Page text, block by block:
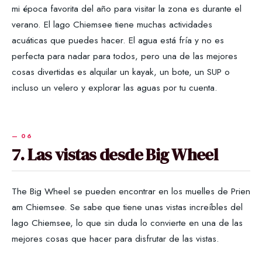
mi época favorita del año para visitar la zona es durante el
verano. El lago Chiemsee tiene muchas actividades
acuáticas que puedes hacer. El agua está fría y no es
perfecta para nadar para todos, pero una de las mejores
cosas divertidas es alquilar un kayak, un bote, un SUP o
incluso un velero y explorar las aguas por tu cuenta.
7. Las vistas desde Big Wheel
The Big Wheel se pueden encontrar en los muelles de Prien
am Chiemsee. Se sabe que tiene unas vistas increíbles del
lago Chiemsee, lo que sin duda lo convierte en una de las
mejores cosas que hacer para disfrutar de las vistas.